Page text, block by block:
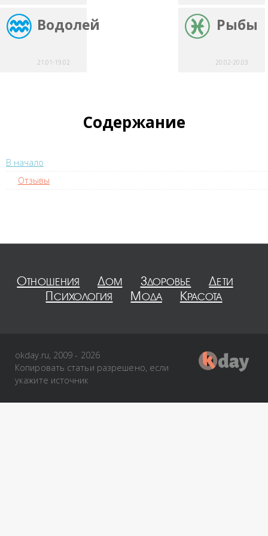
Водолей
21.01-19.02
Рыбы
20.02-20.03
Содержание
В начало
Отзывы
Отношения Дом Здоровье
Дети
Психология
Мода Красота
okday.ru, 2009 - 2026
Копировать статьи разрешено, если
укажите источник